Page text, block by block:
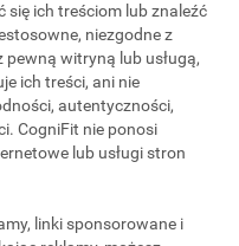
się ich treściom lub znaleźć
niezgodne z
witryną lub usługą,
ich treści, ani nie
autentyczności,
CogniFit nie ponosi
lub usługi stron
linki sponsorowane i